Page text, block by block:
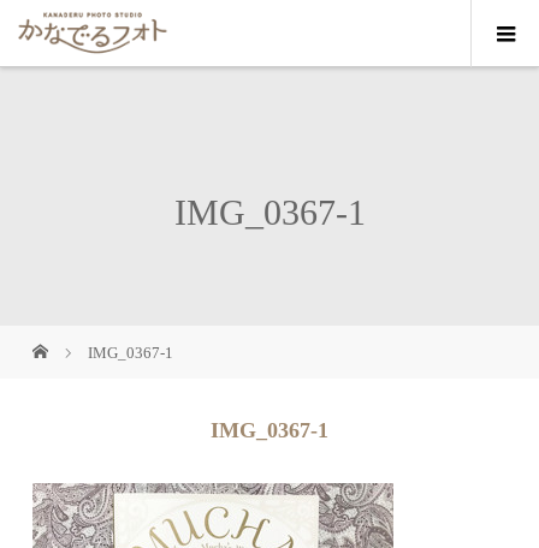
IMG_0367-1
IMG_0367-1
IMG_0367-1